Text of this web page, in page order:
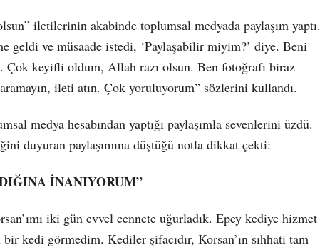
iletilerinin akabinde toplumsal medyada paylaşım yaptı.
geldi ve müsaade istedi, ‘Paylaşabilir miyim?’ diye. Beni
keyifli oldum, Allah razı olsun. Ben fotoğrafı biraz
ileti atın. Çok yoruluyorum” sözlerini kullandı.
medya hesabından yaptığı paylaşımla sevenlerini üzdü.
duyuran paylaşımına düştüğü notla dikkat çekti:
İNANIYORUM”
iki gün evvel cennete uğurladık. Epey kediye hizmet
kedi görmedim. Kediler şifacıdır, Korsan’ın sıhhati tam